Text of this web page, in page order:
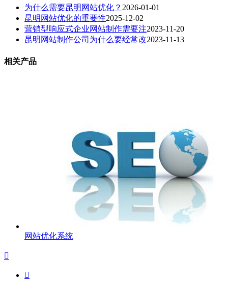
为什么需要昆明网站优化？ 2026-01-01
昆明网站优化的重要性2025-12-02
营销型响应式企业网站制作需要注2023-11-20
昆明网站制作公司为什么要经常改2023-11-13
相关产品
网站优化系统

